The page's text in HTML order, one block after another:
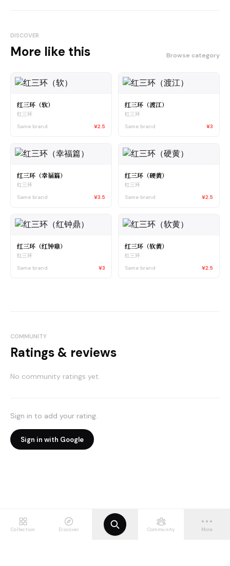
DISCOVER
More like this Browse category
红三环（软）
红三环
Same brand
¥2.5
红三环（渡江）
红三环
Same brand
¥3
红三环（幸福篇）
红三环
Same brand
¥3.5
红三环（硬黄）
红三环
Same brand
¥2.5
红三环（红钟鼎）
红三环
Same brand
¥3
红三环（软黄）
红三环
Same brand
¥2.5
COMMUNITY
Ratings & reviews
No community ratings yet.
Sign in to add your rating.
Sign in with Google
Collection Discover Community More